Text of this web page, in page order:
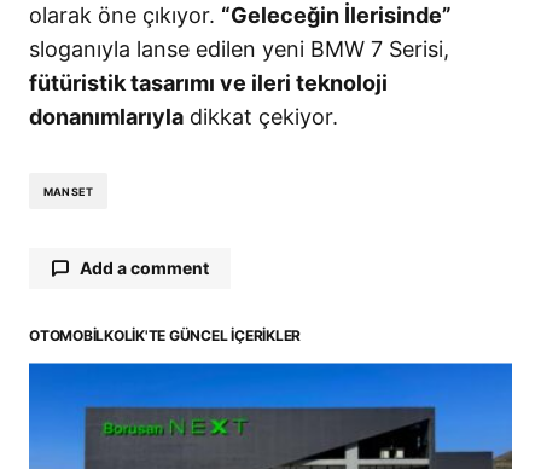
olarak öne çıkıyor. “Geleceğin İlerisinde”
sloganıyla lanse edilen yeni BMW 7 Serisi,
fütüristik tasarımı ve ileri teknoloji
donanımlarıyla dikkat çekiyor.
MANSET
Add a comment
E-posta adresiniz yayınlanmayacak. Gerekli
alanlar
OTOMOBILKOLIK'TE GÜNCEL İÇERIKLER